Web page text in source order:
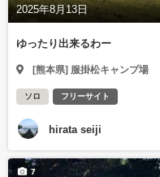
2025年8月13日
ゆったり出来るわー
[熊本県] 服掛松キャンプ場
ソロ フリーサイト
hirata seiji
7